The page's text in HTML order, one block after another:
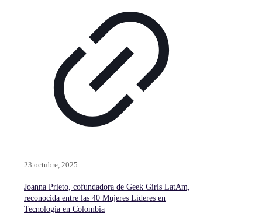
23 octubre, 2025
Joanna Prieto, cofundadora de Geek Girls LatAm,
reconocida entre las 40 Mujeres Líderes en
Tecnología en Colombia